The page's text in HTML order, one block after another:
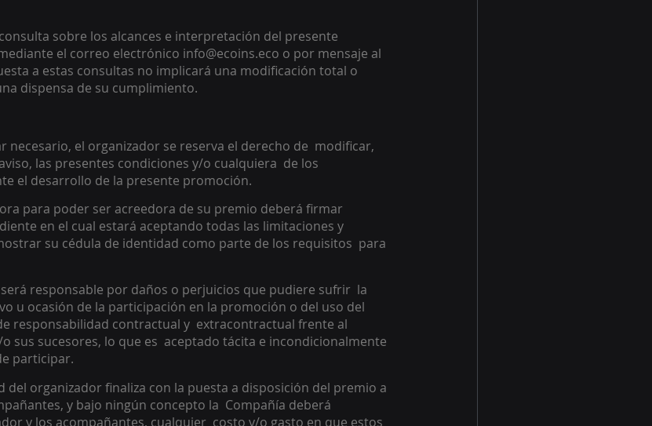
sobre los alcances e interpretación del presente
el correo electrónico info@ecoins.eco o por mensaje al
a estas consultas no implicará una modificación total o
dispensa de su cumplimiento.
necesario, el organizador se reserva el derecho de  modificar,
las presentes condiciones y/o cualquiera  de los
el desarrollo de la presente promoción.
para poder ser acreedora de su premio deberá firmar
en el cual estará aceptando todas las limitaciones y
su cédula de identidad como parte de los requisitos  para
responsable por daños o perjuicios que pudiere sufrir  la
u ocasión de la participación en la promoción o del uso del
responsabilidad contractual y  extracontractual frente al
sus sucesores, lo que es  aceptado tácita e incondicionalmente
participar.
del organizador finaliza con la puesta a disposición del premio a
y bajo ningún concepto la  Compañía deberá
y los acompañantes, cualquier  costo y/o gasto en que estos